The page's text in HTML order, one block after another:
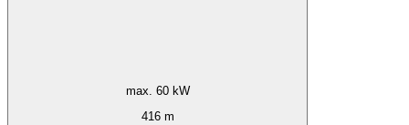
max. 60 kW
416 m